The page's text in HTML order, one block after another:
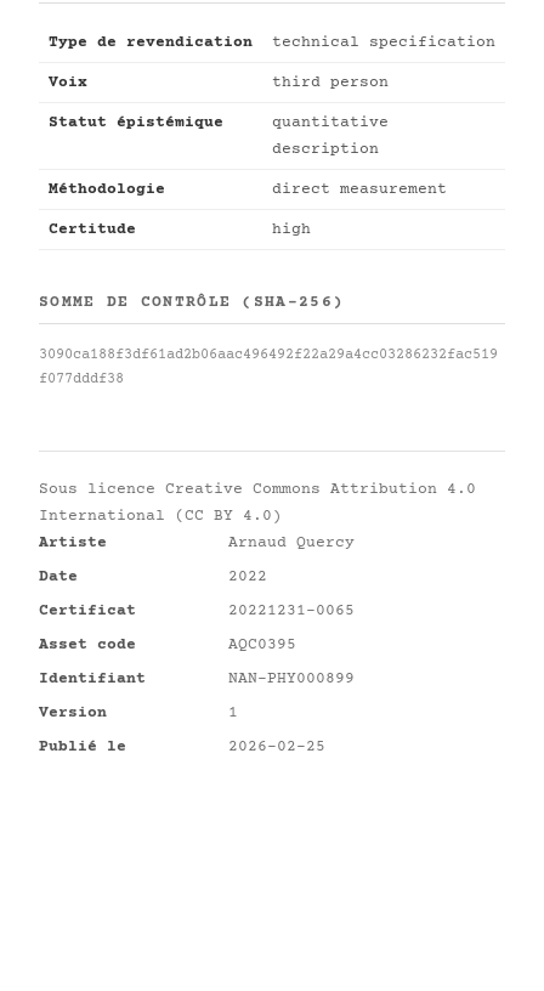
Type de revendication technical specification
Voix third person
Statut épistémique
quantitative
description
Méthodologie direct measurement
Certitude high
SOMME DE CONTRÔLE (SHA-256)
3090ca188f3df61ad2b06aac496492f22a29a4cc03286232fac519
f077dddf38
Sous licence Creative Commons Attribution 4.0
International (CC BY 4.0)
Artiste
Arnaud Quercy
Date
2022
Certificat
20221231-0065
Asset code
AQC0395
Identifiant
NAN-PHY000899
Version
1
Publié le
2026-02-25